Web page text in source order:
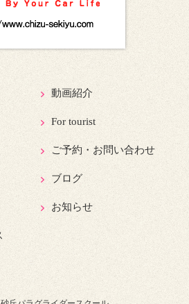
動画紹介
For tourist
ご予約・お問い合わせ
ブログ
お知らせ